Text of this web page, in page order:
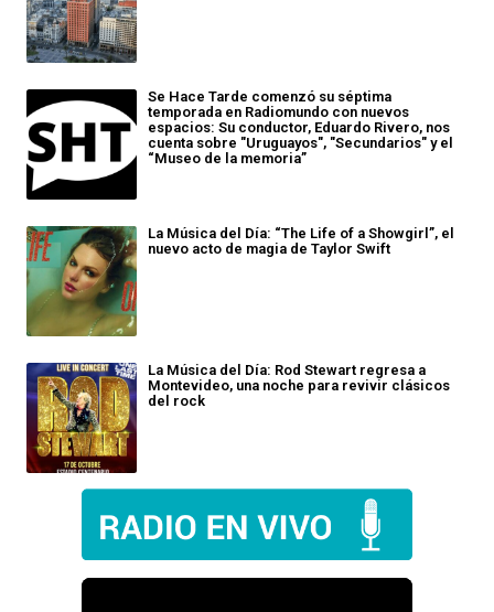
Se Hace Tarde comenzó su séptima
temporada en Radiomundo con nuevos
espacios: Su conductor, Eduardo Rivero, nos
cuenta sobre "Uruguayos", "Secundarios" y el
“Museo de la memoria”
La Música del Día: “The Life of a Showgirl”, el
nuevo acto de magia de Taylor Swift
La Música del Día: Rod Stewart regresa a
Montevideo, una noche para revivir clásicos
del rock